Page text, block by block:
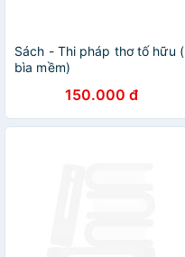
Sách - Thi pháp thơ tố hữu (
bìa mềm)
150.000 đ